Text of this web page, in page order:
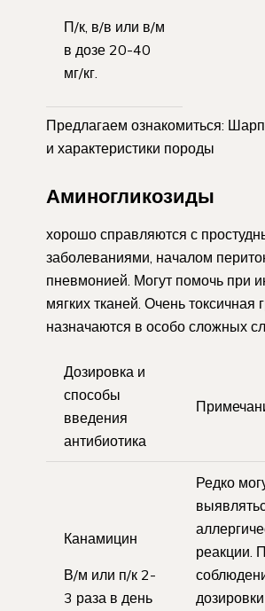
П/к, в/в или в/м
в дозе 20-40
мг/кг.
Предлагаем ознакомиться:
и характеристики породы
Аминогликозиды
хорошо справляются с
заболеваниями, началом
пневмонией. Могут помочь при
мягких тканей. Очень токсичная
назначаются в особо сложных
Дозировка и
способы
введения
антибиотика
Канамицин
В/м или п/к 2-
3 раза в день
Редко
реакции.